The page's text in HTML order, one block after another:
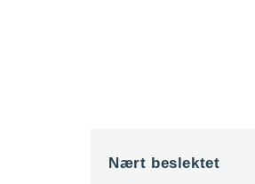
Nært beslektet